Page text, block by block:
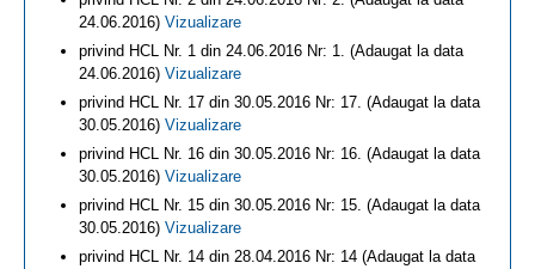
24.06.2016) Vizualizare
privind HCL Nr. 1 din 24.06.2016 Nr: 1. (Adaugat la data
24.06.2016) Vizualizare
privind HCL Nr. 17 din 30.05.2016 Nr: 17. (Adaugat la data
30.05.2016) Vizualizare
privind HCL Nr. 16 din 30.05.2016 Nr: 16. (Adaugat la data
30.05.2016) Vizualizare
privind HCL Nr. 15 din 30.05.2016 Nr: 15. (Adaugat la data
30.05.2016) Vizualizare
privind HCL Nr. 14 din 28.04.2016 Nr: 14 (Adaugat la data